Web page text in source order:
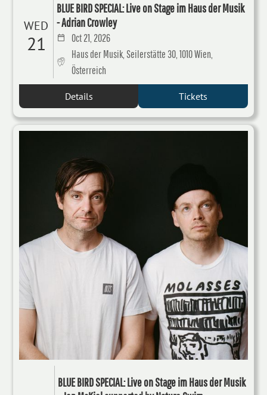
WED
21
BLUE BIRD SPECIAL: Live on Stage im Haus der Musik
- Adrian Crowley
Oct 21, 2026
Haus der Musik, Seilerstätte 30, 1010 Wien,
Österreich
Details Tickets
BLUE BIRD SPECIAL: Live on Stage im Haus der Musik